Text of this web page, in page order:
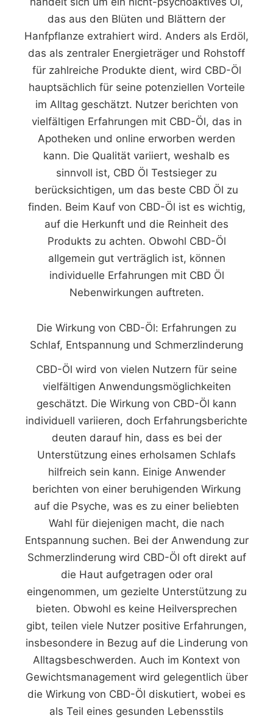
das aus den Blüten und Blättern der
Hanfpflanze extrahiert wird. Anders als Erdöl,
das als zentraler Energieträger und Rohstoff
für zahlreiche Produkte dient, wird CBD-Öl
hauptsächlich für seine potenziellen Vorteile
im Alltag geschätzt. Nutzer berichten von
vielfältigen Erfahrungen mit CBD-Öl, das in
Apotheken und online erworben werden
kann. Die Qualität variiert, weshalb es
sinnvoll ist, CBD Öl Testsieger zu
berücksichtigen, um das beste CBD Öl zu
finden. Beim Kauf von CBD-Öl ist es wichtig,
auf die Herkunft und die Reinheit des
Produkts zu achten. Obwohl CBD-Öl
allgemein gut verträglich ist, können
individuelle Erfahrungen mit CBD Öl
Nebenwirkungen auftreten.
Die Wirkung von CBD-Öl: Erfahrungen zu
Schlaf, Entspannung und Schmerzlinderung
CBD-Öl wird von vielen Nutzern für seine
vielfältigen Anwendungsmöglichkeiten
geschätzt. Die Wirkung von CBD-Öl kann
individuell variieren, doch Erfahrungsberichte
deuten darauf hin, dass es bei der
Unterstützung eines erholsamen Schlafs
hilfreich sein kann. Einige Anwender
berichten von einer beruhigenden Wirkung
auf die Psyche, was es zu einer beliebten
Wahl für diejenigen macht, die nach
Entspannung suchen. Bei der Anwendung zur
Schmerzlinderung wird CBD-Öl oft direkt auf
die Haut aufgetragen oder oral
eingenommen, um gezielte Unterstützung zu
bieten. Obwohl es keine Heilversprechen
gibt, teilen viele Nutzer positive Erfahrungen,
insbesondere in Bezug auf die Linderung von
Alltagsbeschwerden. Auch im Kontext von
Gewichtsmanagement wird gelegentlich über
die Wirkung von CBD-Öl diskutiert, wobei es
als Teil eines gesunden Lebensstils